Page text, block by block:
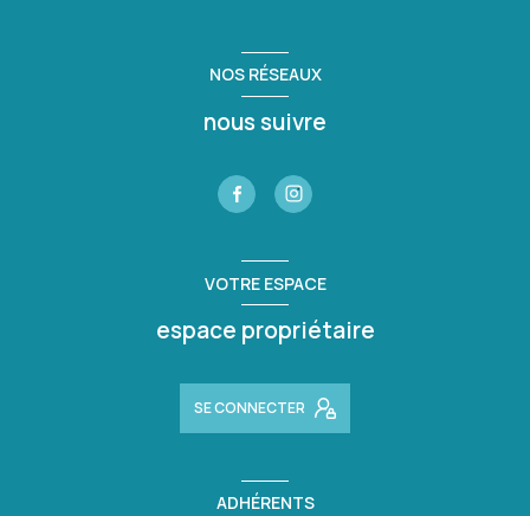
NOS RÉSEAUX
nous suivre
VOTRE ESPACE
espace propriétaire
SE CONNECTER
ADHÉRENTS